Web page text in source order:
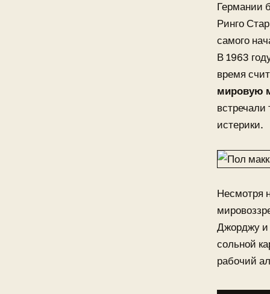
Германии
Ринго
самого
В 1963
время
мировую
встречали
истерики.
Несмотря
Джорджу и
сольной
рабочий